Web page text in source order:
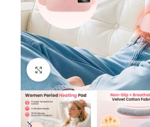
Click to enlarge